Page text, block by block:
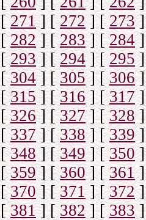
[271] [272] [ 273]
[282] [283] [284]
[293] [294] [295]
[304] [305] [306]
[315] [316] [317]
[326] [327] [328]
[337] [338] [339]
[348] [349] [350]
[359] [360] [361]
[370] [371] [372]
[381] [382] [383]